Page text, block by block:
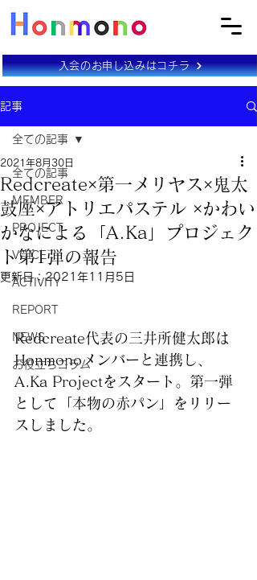
入会のお申し込みはコチラ
記事
全ての記事
MEMBER
PROJECT
VOICE
ACTIVITY
REPORT
NEWS
お役立ちコラム
全ての記事
Redcreate×第一メリヤス×鬼太
鼓座×アトリエパステル ×かわい
かなによる「A.Ka」プロジェク
ト第1弾の報告
2021年8月30日
更新日：2021年11月5日
Redcreate代表の三井所健太郎は
Honmonoメンバーと連携し、
A.Ka Projectをスタート。第一弾
として「本物の赤パン」をリリー
スしました。